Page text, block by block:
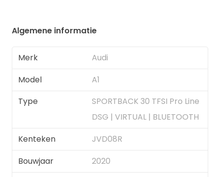
Algemene informatie
Merk
Audi
Model
A1
Type
SPORTBACK 30 TFSI Pro Line
DSG | VIRTUAL | BLUETOOTH
Kenteken
JVD08R
Bouwjaar
2020